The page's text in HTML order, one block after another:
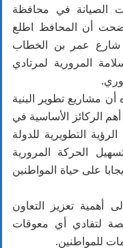
الصيانة في محافظة
أن المحافظ اطلع
عمر بن الخطاب
المرورية لمرتادي
مشاريع تطوير البنية
أهم الركائز الأساسية في
التطويرية للدولة
الحركة المرورية
على حياة المواطنين
أهمية تعزيز التعاون
لتفادي أي معوقات
للمواطنين.